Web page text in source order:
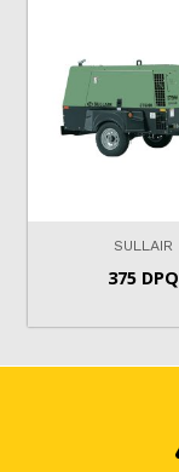
SULLAIR
375 DPQ